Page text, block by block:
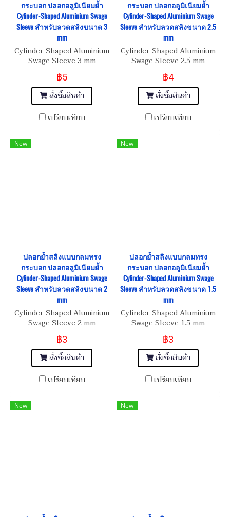
กระบอก ปลอกอลูมิเนียมย้ำ
Cylinder-Shaped Aluminium Swage
Sleeve สำหรับลวดสลิงขนาด 3
mm
Cylinder-Shaped Aluminium
Swage Sleeve 3 mm
฿5
สั่งซื้อสินค้า
เปรียบเทียบ
กระบอก ปลอกอลูมิเนียมย้ำ
Cylinder-Shaped Aluminium Swage
Sleeve สำหรับลวดสลิงขนาด 2.5
mm
Cylinder-Shaped Aluminium
Swage Sleeve 2.5 mm
฿4
สั่งซื้อสินค้า
เปรียบเทียบ
New
ปลอกย้ำสลิงแบบกลมทรง
กระบอก ปลอกอลูมิเนียมย้ำ
Cylinder-Shaped Aluminium Swage
Sleeve สำหรับลวดสลิงขนาด 2
mm
Cylinder-Shaped Aluminium
Swage Sleeve 2 mm
฿3
สั่งซื้อสินค้า
เปรียบเทียบ
New
ปลอกย้ำสลิงแบบกลมทรง
กระบอก ปลอกอลูมิเนียมย้ำ
Cylinder-Shaped Aluminium Swage
Sleeve สำหรับลวดสลิงขนาด 1.5
mm
Cylinder-Shaped Aluminium
Swage Sleeve 1.5 mm
฿3
สั่งซื้อสินค้า
เปรียบเทียบ
New New